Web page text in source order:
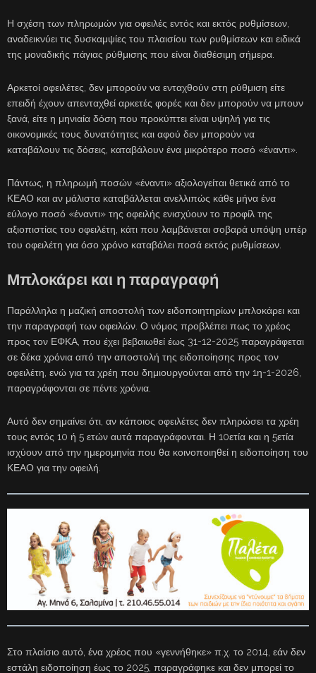
Η σχέση των πληρωμών για οφειλές εντός και εκτός ρυθμίσεων,
αναδεικνύει τις δυσκαμψίες του πλαισίου των ρυθμίσεων και ειδικά
της μοναδικής πάγιας ρύθμισης που είναι διαθέσιμη σήμερα.
Αρκετοί οφειλέτες, δεν μπορούν να ενταχθούν στη ρύθμιση είτε
επειδή έχουν απενταχθεί αρκετές φορές και δεν μπορούν να μπουν
ξανά, είτε η μηνιαία δόση που προκύπτει είναι υψηλή για τις
οικονομικές τους δυνατότητες και αφού δεν μπορούν να
καταβάλουν τις δόσεις, καταβάλουν ένα μικρότερο ποσό «έναντι».
Πάντως, η πληρωμή ποσών «έναντι» αξιολογείται θετικά από το
ΚΕΑΟ και αν μάλιστα καταβάλλεται ανελλιπώς κάθε μήνα ένα
εύλογο ποσό «έναντι» της οφειλής ενισχύουν το προφίλ της
αξιοπιστίας του οφειλέτη, κάτι που λαμβάνεται σοβαρά υπόψη υπέρ
του οφειλέτη για όσο χρόνο καταβάλει ποσά εκτός ρυθμίσεων.
Μπλοκάρει και η παραγραφή
Παράλληλα η μαζική αποστολή των ειδοποιητηρίων μπλοκάρει και
την παραγραφή των οφειλών. Ο νόμος προβλέπει πως το χρέος
προς τον ΕΦΚΑ, που έχει βεβαιωθεί έως 31-12-2025 παραγράφεται
σε δέκα χρόνια από την αποστολή της ειδοποίησης προς τον
οφειλέτη, ενώ για τα χρέη που δημιουργούνται από την 1η-1-2026,
παραγράφονται σε πέντε χρόνια.
Αυτό δεν σημαίνει ότι, αν κάποιος οφειλέτες δεν πληρώσει τα χρέη
τους εντός 10 ή 5 ετών αυτά παραγράφονται. Η 10ετία και η 5ετία
ισχύουν από την ημερομηνία που θα κοινοποιηθεί η ειδοποίηση του
ΚΕΑΟ για την οφειλή.
Στο πλαίσιο αυτό, ένα χρέος που «γεννήθηκε» π.χ. το 2014, εάν δεν
εστάλη ειδοποίηση έως το 2025, παραγράφηκε και δεν μπορεί το